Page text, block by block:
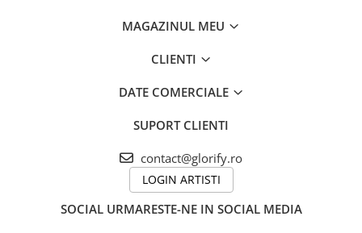
MAGAZINUL MEU
CLIENTI
DATE COMERCIALE
SUPORT CLIENTI
contact@glorify.ro
LOGIN ARTISTI
SOCIAL URMARESTE-NE IN SOCIAL MEDIA